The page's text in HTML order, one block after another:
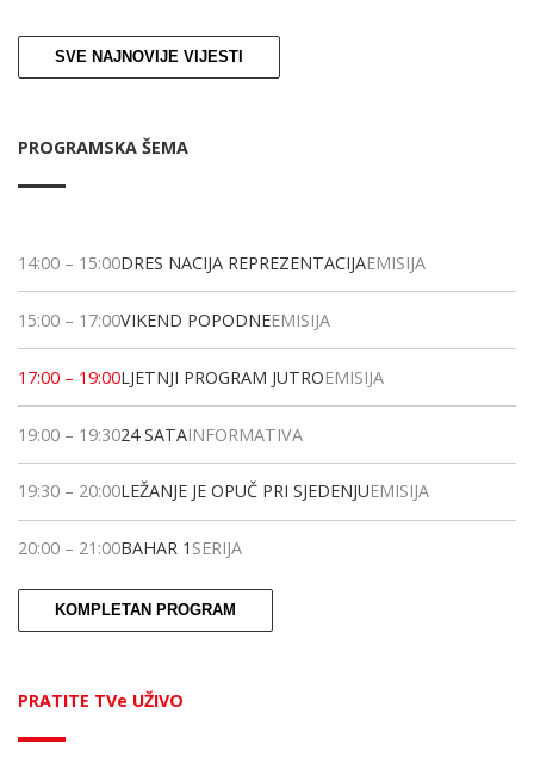
SVE NAJNOVIJE VIJESTI
PROGRAMSKA ŠEMA
14:00 – 15:00DRES NACIJA REPREZENTACIJAEMISIJA
15:00 – 17:00VIKEND POPODNEEMISIJA
17:00 – 19:00LJETNJI PROGRAM JUTROEMISIJA
19:00 – 19:3024 SATAINFORMATIVA
19:30 – 20:00LEŽANJE JE OPUČ PRI SJEDENJUEMISIJA
20:00 – 21:00BAHAR 1 SERIJA
KOMPLETAN PROGRAM
PRATITE TVe UŽIVO